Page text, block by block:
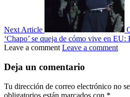
Next Article
‘Chapo’ se queja de cómo vive en EU:
Leave a comment Leave a comment
Deja un comentario
Tu dirección de correo electrónico no
obligatorios están marcados con *